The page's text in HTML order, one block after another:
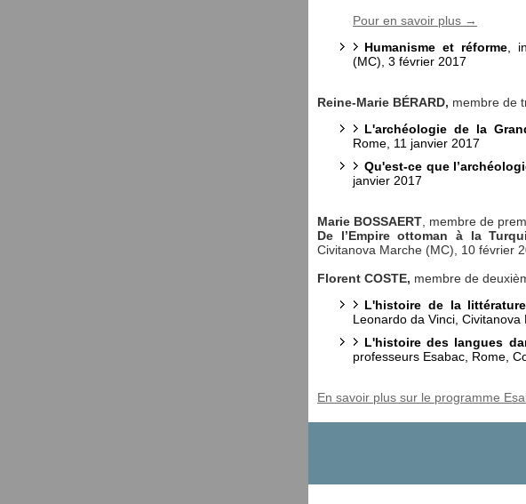
Pour en savoir plus →
Humanisme et réforme,
(MC), 3 février 2017
Reine-Marie BÉRARD, membre de
L'archéologie de la
Rome, 11 janvier 2017
Qu'est-ce que
janvier 2017
Marie BOSSAERT , membre de
De l’Empire ottoman à la
Civitanova Marche (MC), 10 février
Florent COSTE, membre de
L'histoire de la
Leonardo da Vinci,
L'histoire des langues
professeurs Esabac, Rome,
En savoir plus sur le programme